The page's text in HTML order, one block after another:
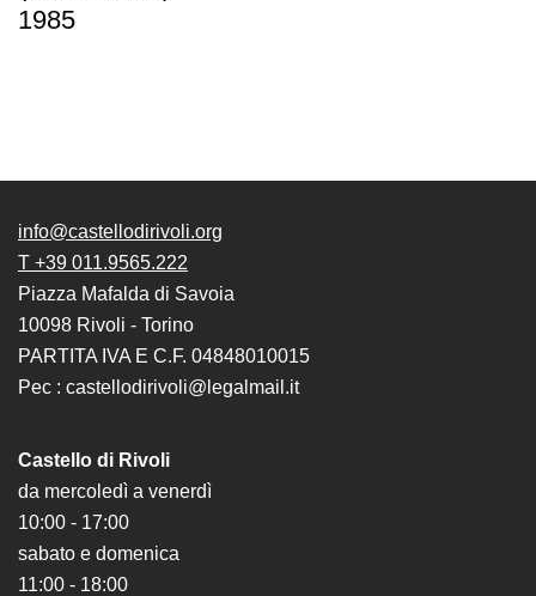
Shop
Chi
siamo
Area
Media
evento
Amministrazione
trasparente
1985
info@castellodirivoli.org
T +39 011.9565.222
Piazza Mafalda di Savoia
10098 Rivoli - Torino
PARTITA IVA E C.F. 04848010015
Pec : castellodirivoli@legalmail.it
Castello di Rivoli
da mercoledì a venerdì
10:00 - 17:00
sabato e domenica
11:00 - 18:00